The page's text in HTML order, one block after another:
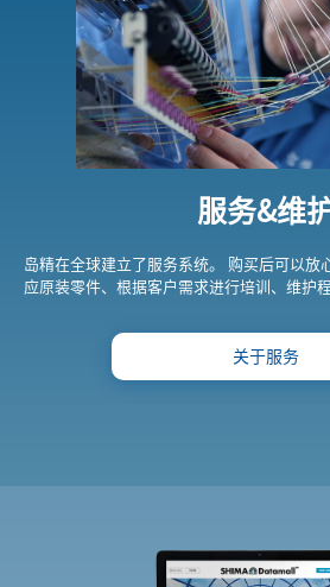
服务&维
岛精在全球建立了服务系统。 购买后可以放
应原装零件、根据客户需求进行培训、维护
关于服务